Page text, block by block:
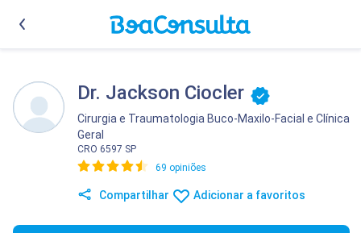
Dr. Jackson Ciocler
Cirurgia e Traumatologia Buco-Maxilo-Facial e Clínica
Geral
CRO 6597 SP
69 opiniões
Compartilhar Adicionar a favoritos